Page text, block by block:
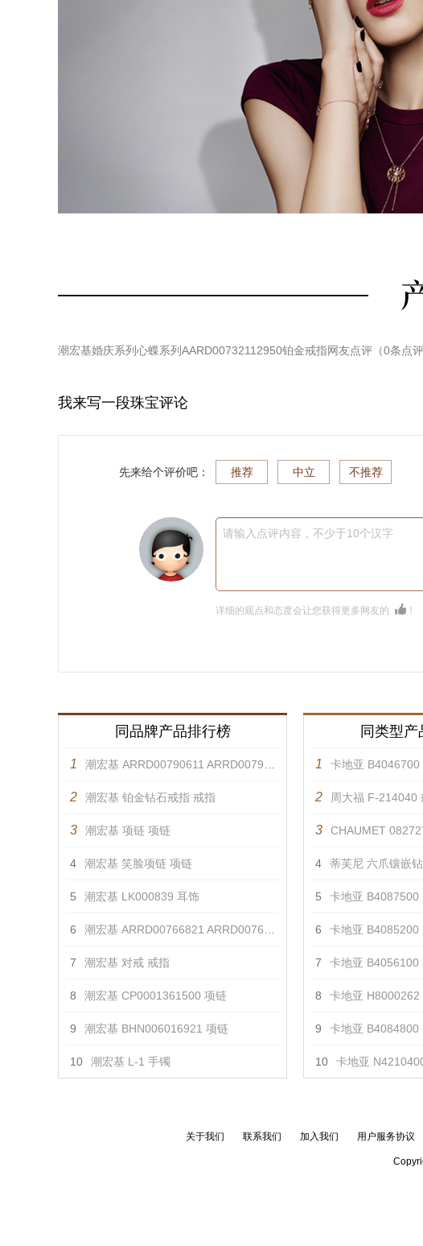
潮宏基婚庆系列心蝶系列AARD00732112950铂金戒指网友点评（0条点评
我来写一段珠宝评论
先来给个评价吧： 推荐 中立 不推荐
请输入点评内容，不少于10个汉字
详细的观点和态度会让您获得更多网友的 ！
同品牌产品排行榜
1 潮宏基 ARRD00790611 ARRD00790621 戒指
2 潮宏基 铂金钻石戒指 戒指
3 潮宏基 项链 项链
4 潮宏基 笑脸项链 项链
5 潮宏基 LK000839 耳饰
6 潮宏基 ARRD00766821 ARRD00766831 戒指
7 潮宏基 对戒 戒指
8 潮宏基 CP0001361500 项链
9 潮宏基 BHN006016921 项链
10 潮宏基 L-1 手镯
同类型
1 卡地亚 B4046700
2 周大福 F-214040
3 CHAUMET
4 蒂芙尼 六爪镶嵌
5 卡地亚 B4087500
6 卡地亚 B4085200
7 卡地亚 B4056100
8 卡地亚 H8000262
9 卡地亚 B4084800
10 卡地亚
关于我们 联系我们 加入我们 用户服务协议